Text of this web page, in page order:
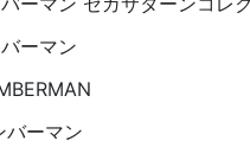
ーマン
バーマン